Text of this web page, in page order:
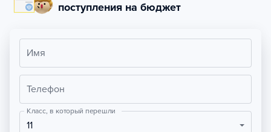
поступления на бюджет
Имя
Телефон
Класс, в который перешли
11